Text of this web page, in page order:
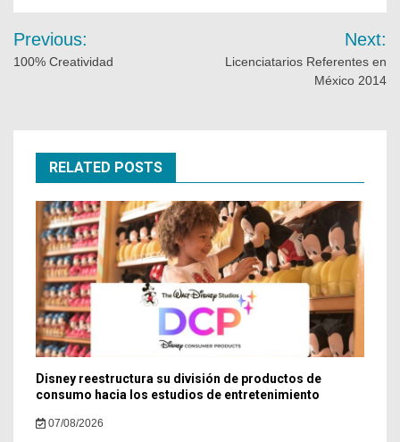
Previous:
100% Creatividad
Next:
Licenciatarios Referentes en
México 2014
RELATED POSTS
Disney reestructura su división de productos de
consumo hacia los estudios de entretenimiento
07/08/2026